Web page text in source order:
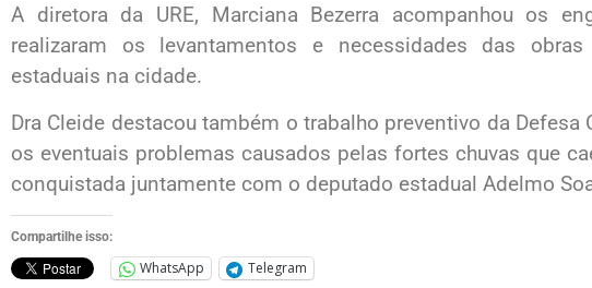
A diretora da URE, Marciana Bezerra acompanhou os
realizaram os levantamentos e necessidades das
estaduais na cidade.
Dra Cleide destacou também o trabalho preventivo da
os eventuais problemas causados pelas fortes chuvas que
conquistada juntamente com o deputado estadual Adelmo
Compartilhe isso:
WhatsApp Telegram